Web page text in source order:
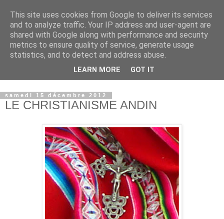
© copyright Jean-Luc Colnot, 2007-2026.
samedi 15 décembre 2012
LE CHRISTIANISME ANDIN
This site uses cookies from Google to deliver its services
and to analyze traffic. Your IP address and user-agent are
shared with Google along with performance and security
metrics to ensure quality of service, generate usage
statistics, and to detect and address abuse.
LEARN MORE GOT IT